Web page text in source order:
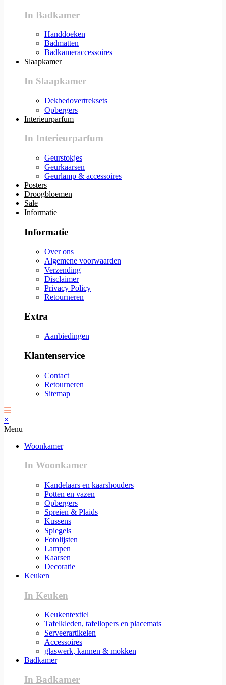
In Badkamer
Handdoeken
Badmatten
Badkameraccessoires
Slaapkamer
In Slaapkamer
Dekbedovertreksets
Opbergers
Interieurparfum
In Interieurparfum
Geurstokjes
Geurkaarsen
Geurlamp & accessoires
Posters
Droogbloemen
Sale
Informatie
Informatie
Over ons
Algemene voorwaarden
Verzending
Disclaimer
Privacy Policy
Retourneren
Extra
Aanbiedingen
Klantenservice
Contact
Retourneren
Sitemap
×
Menu
Woonkamer
In Woonkamer
Kandelaars en kaarshouders
Potten en vazen
Opbergers
Spreien & Plaids
Kussens
Spiegels
Fotolijsten
Lampen
Kaarsen
Decoratie
Keuken
In Keuken
Keukentextiel
Tafelkleden, tafellopers en placemats
Serveerartikelen
Accessoires
glaswerk, kannen & mokken
Badkamer
In Badkamer